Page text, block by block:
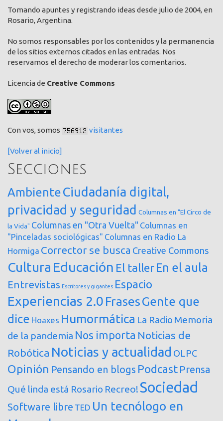
Tomando apuntes y registrando ideas desde julio de 2004, en
Rosario, Argentina.
No somos responsables por los contenidos y la permanencia
de los sitios externos citados en las entradas. Nos
reservamos el derecho de moderar los comentarios.
Licencia de Creative Commons
Con vos, somos visitantes
[Volver al inicio]
Secciones
AmbienteCiudadanía digital,
privacidad y seguridad Columnas en "El Circo de
la Vida" Columnas en "Otra Vuelta" Columnas en
"Pinceladas sociológicas" Columnas en Radio La
Hormiga Corrector se busca Creative Commons
Cultura Educación El taller En el aula
Entrevistas Escritores y gigantes Espacio
Experiencias 2.0 FrasesGente que
dice Hoaxes Humormática La Radio Memoria
de la pandemia Nos importa Noticias de
Robótica Noticias y actualidad OLPC
Opinión Pensando en blogs Podcast Prensa
Qué linda está Rosario Recreo!Sociedad
Software libre TED Un tecnólogo en